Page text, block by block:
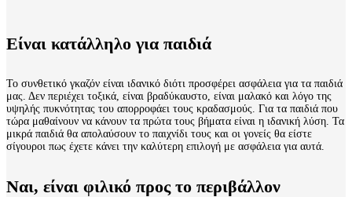
Είναι κατάλληλο για παιδιά
Το συνθετικό γκαζόν είναι ιδανικό διότι προσφέρει ασφάλεια για τα παιδιά
μας. Δεν περιέχει τοξικά, είναι βραδύκαυστο, είναι μαλακό και λόγο της
υψηλής πυκνότητας του απορροφάει τους κραδασμούς. Για τα παιδιά που
τώρα μαθαίνουν να κάνουν τα πρώτα τους βήματα είναι η ιδανική λύση. Τα
μικρά παιδιά θα απολαύσουν το παιχνίδι τους και οι γονείς θα είστε
σίγουροι πως έχετε κάνει την καλύτερη επιλογή με ασφάλεια για αυτά.
Ναι, είναι φιλικό προς το περιβάλλον